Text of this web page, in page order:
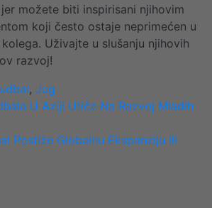
možete biti inspirisani njihovim
koji često ostaje neprimećen u
Uživajte u slušanju njihovih
razvoj!
, Jug
U Aziji Utiče Na Razvoj Mladih
Postiže Globalnu Ekspanziju Ili